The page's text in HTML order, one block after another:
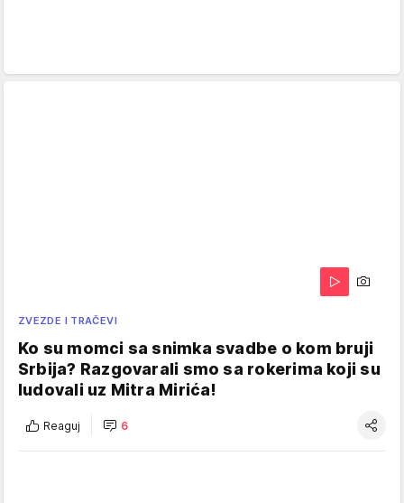
ZVEZDE I TRAČEVI
Ko su momci sa snimka svadbe o kom bruji
Srbija? Razgovarali smo sa rokerima koji su
ludovali uz Mitra Mirića!
Reaguj 6